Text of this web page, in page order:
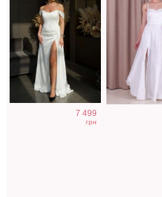
7 499
грн